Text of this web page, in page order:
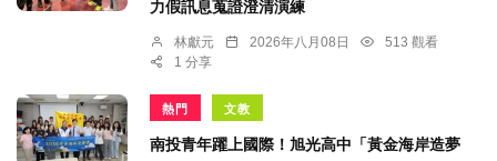
力假訊息蒐證澄清演練
林獻元 2026年八月08日
513 觀看
1 分享
熱門 文教
南投青年躍上國際！旭光高中「黃金海岸造夢